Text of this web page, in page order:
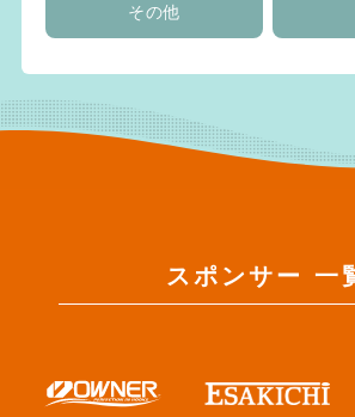
その他
スポンサー 一